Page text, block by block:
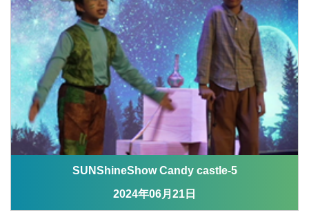
SUNShineShow Candy castle-5
2024年06月21日